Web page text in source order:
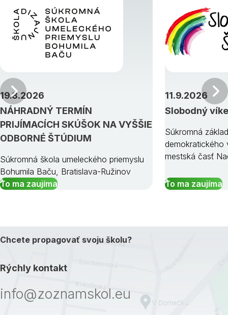
NÁHRADNÝ TERMÍN
PRIJÍMACÍCH SKÚŠOK NA VYŠŠIE
ODBORNÉ ŠTÚDIUM
19.8.2026
Súkromná škola umeleckého priemyslu
Bohumila Baču, Bratislava-Ružinov
To ma zaujíma
Slobodný
11.9.2026
Súkromná
demokratického
mestská časť
To ma zaujíma
Predchádzajúci
Chcete propagovať svoju školu?
Rýchly kontakt
info@zoznamskol.eu